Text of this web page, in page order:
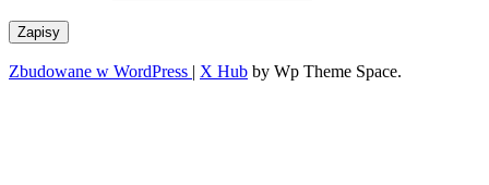
Zapisy
Zbudowane w WordPress | X Hub by Wp Theme Space.